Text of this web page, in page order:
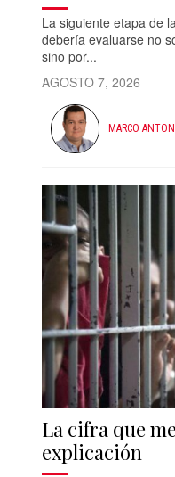
La siguiente etapa de
debería evaluarse no
sino por...
AGOSTO 7, 2026
MARCO
La cifra que
explicación